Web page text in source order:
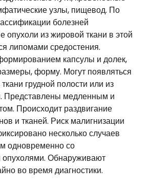
узлы, пищевод. По
болезней
опухоли из жировой ткани в этой
липомами средостения.
капсулы и долек,
форму. Могут появляться
грудной полости или из
Представлены медленным и
Происходит раздвигание
и тканей. Риск малигнизации
несколько случаев
одновременно со
опухолями. Обнаруживают
во время диагностики.